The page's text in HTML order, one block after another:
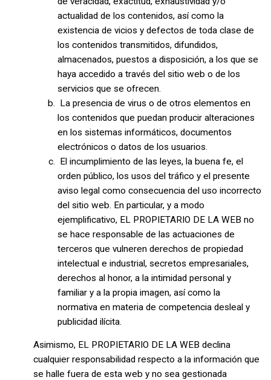
actualidad de los contenidos, así como la
existencia de vicios y defectos de toda clase de
los contenidos transmitidos, difundidos,
almacenados, puestos a disposición, a los que se
haya accedido a través del sitio web o de los
servicios que se ofrecen.
La presencia de virus o de otros elementos en
los contenidos que puedan producir alteraciones
en los sistemas informáticos, documentos
electrónicos o datos de los usuarios.
El incumplimiento de las leyes, la buena fe, el
orden público, los usos del tráfico y el presente
aviso legal como consecuencia del uso incorrecto
del sitio web. En particular, y a modo
ejemplificativo, EL PROPIETARIO DE LA WEB no
se hace responsable de las actuaciones de
terceros que vulneren derechos de propiedad
intelectual e industrial, secretos empresariales,
derechos al honor, a la intimidad personal y
familiar y a la propia imagen, así como la
normativa en materia de competencia desleal y
publicidad ilícita.
Asimismo, EL PROPIETARIO DE LA WEB declina
cualquier responsabilidad respecto a la información que
se halle fuera de esta web y no sea gestionada